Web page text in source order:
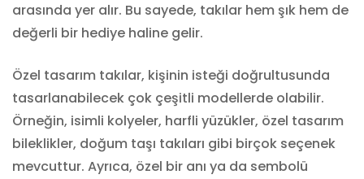
arasında yer alır. Bu sayede, takılar hem şık hem de
değerli bir hediye haline gelir.
Özel tasarım takılar, kişinin isteği doğrultusunda
tasarlanabilecek çok çeşitli modellerde olabilir.
Örneğin, isimli kolyeler, harfli yüzükler, özel tasarım
bileklikler, doğum taşı takıları gibi birçok seçenek
mevcuttur. Ayrıca, özel bir anı ya da sembolü